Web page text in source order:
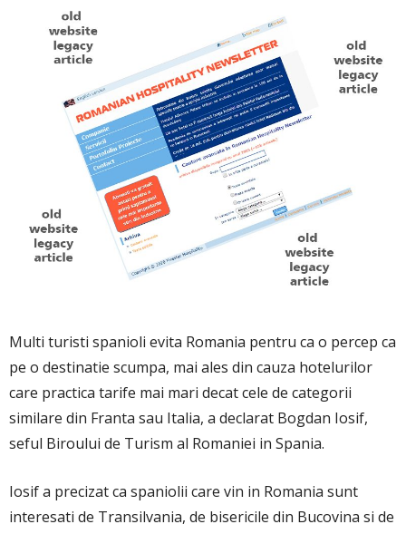
Multi turisti spanioli evita Romania pentru ca o percep ca
pe o destinatie scumpa, mai ales din cauza hotelurilor
care practica tarife mai mari decat cele de categorii
similare din Franta sau Italia, a declarat Bogdan Iosif,
seful Biroului de Turism al Romaniei in Spania.
Iosif a precizat ca spaniolii care vin in Romania sunt
interesati de Transilvania, de bisericile din Bucovina si de